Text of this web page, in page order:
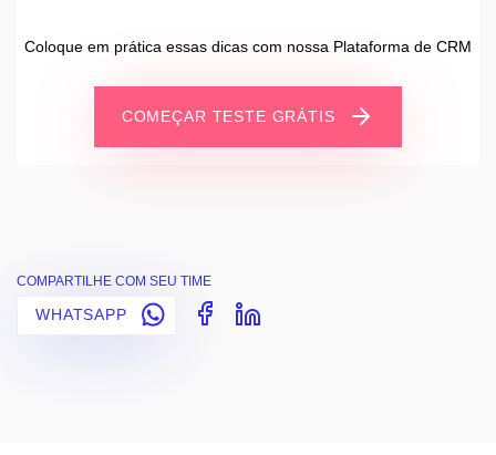
Coloque em prática essas dicas com nossa Plataforma de CRM
COMEÇAR TESTE GRÁTIS
COMPARTILHE COM SEU TIME
WHATSAPP